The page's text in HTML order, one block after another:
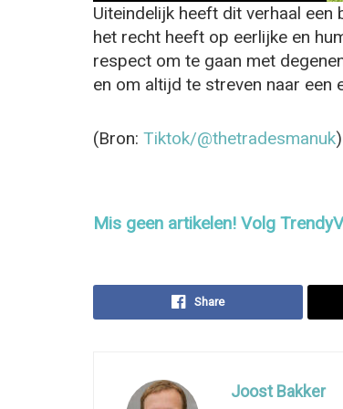
Uiteindelijk heeft dit verhaal
het recht heeft op eerlijke en
respect om te gaan met
en om altijd te streven naar een
(Bron: Tiktok/@thetradesmanuk)
Mis geen artikelen! Volg
Share
Joost Bakker